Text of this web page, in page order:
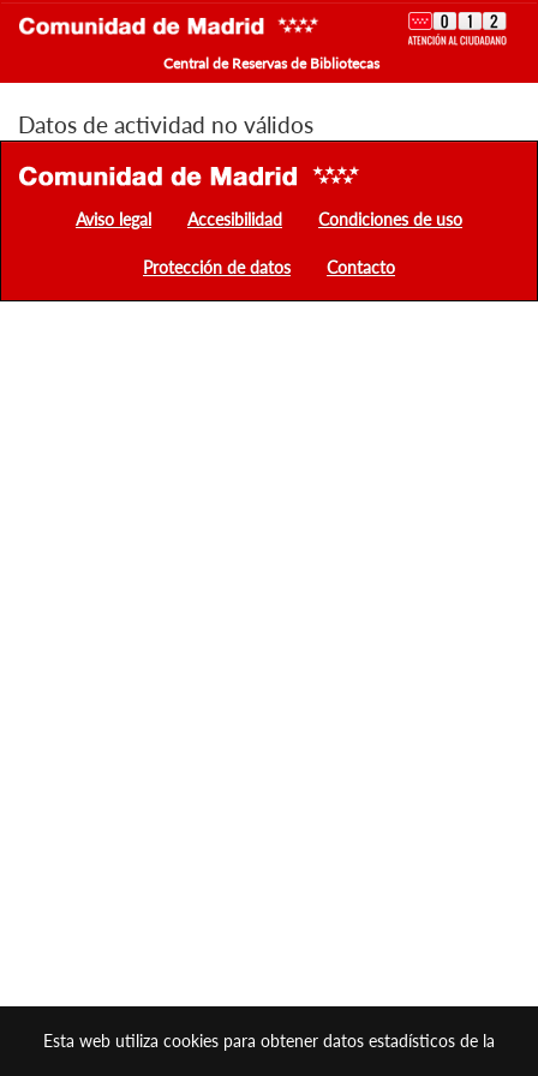
Central de Reservas de Bibliotecas
Datos de actividad no válidos
Esta web utiliza cookies para obtener datos estadísticos de la
Aviso legal Accesibilidad Condiciones de uso
Protección de datos Contacto